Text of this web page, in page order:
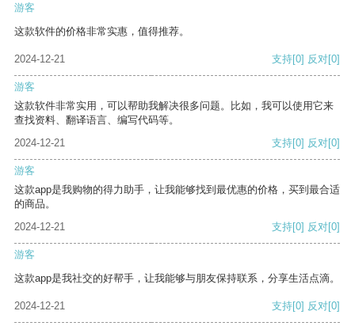
游客
这款软件的价格非常实惠，值得推荐。
2024-12-21 支持[0] 反对[0]
游客
这款软件非常实用，可以帮助我解决很多问题。比如，我可以使用它来
查找资料、翻译语言、编写代码等。
2024-12-21
支持[0] 反对[0]
游客
这款app是我购物的得力助手，让我能够找到最优惠的价格，买到最合适
的商品。
2024-12-21
支持[0] 反对[0]
游客
这款app是我社交的好帮手，让我能够与朋友保持联系，分享生活点滴。
2024-12-21 支持[0] 反对[0]